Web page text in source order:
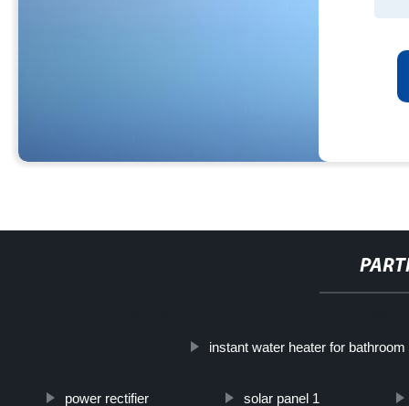
instant water heater for bathroom
power rectifier solar panel 1